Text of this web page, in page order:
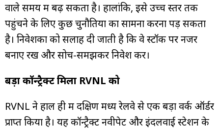
वाले समय में बढ़ सकता है। हालांकि, इसे उच्च स्तर तक
पहुंचने के लिए कुछ चुनौतियों का सामना करना पड़ सकता
है। निवेशकों को सलाह दी जाती है कि वे स्टॉक पर नजर
बनाए रखें और सोच-समझकर निवेश करें।
बड़ा कॉन्ट्रैक्ट मिला RVNL को
RVNL ने हाल ही में दक्षिण मध्य रेलवे से एक बड़ा वर्क ऑर्डर
प्राप्त किया है। यह कॉन्ट्रैक्ट नवीपेट और इंदलवाई स्टेशन के